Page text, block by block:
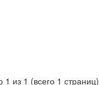
1 из 1 (всего 1 страниц)